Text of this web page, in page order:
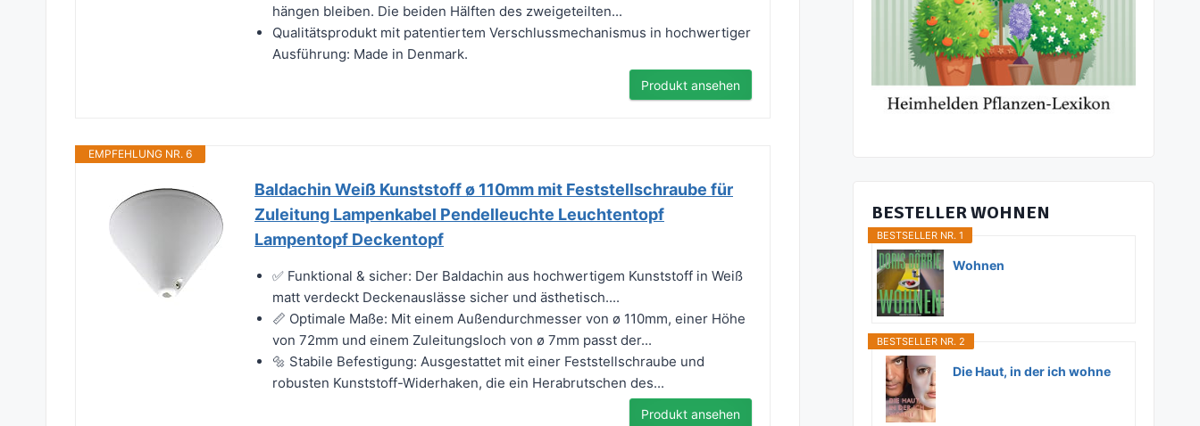
hängen bleiben. Die beiden Hälften des zweigeteilten...
Qualitätsprodukt mit patentiertem Verschlussmechanismus in hochwertiger
Ausführung: Made in Denmark.
Produkt ansehen
EMPFEHLUNG NR. 6
Baldachin Weiß Kunststoff ø 110mm mit Feststellschraube für
Zuleitung Lampenkabel Pendelleuchte Leuchtentopf
Lampentopf Deckentopf
✅ Funktional & sicher: Der Baldachin aus hochwertigem Kunststoff in Weiß
matt verdeckt Deckenauslässe sicher und ästhetisch....
📏 Optimale Maße: Mit einem Außendurchmesser von ø 110mm, einer Höhe
von 72mm und einem Zuleitungsloch von ø 7mm passt der...
🔩 Stabile Befestigung: Ausgestattet mit einer Feststellschraube und
robusten Kunststoff-Widerhaken, die ein Herabrutschen des...
Produkt ansehen
BESTELLER WOHNEN
BESTSELLER NR. 1
Wohnen
BESTSELLER NR. 2
Die Haut, in der ich wohne